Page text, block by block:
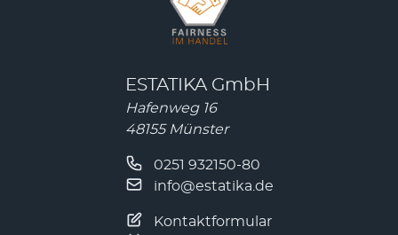
ESTATIKA GmbH
Hafenweg 16
48155 Münster
0251 932150-80
info@estatika.de
Kontaktformular